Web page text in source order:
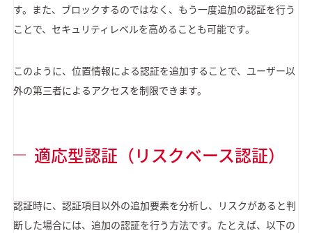
す。また、ブロックするのではなく、もう一度追加の認証を行う
ことで、セキュリティレベルを高めることも可能です。
このように、位置情報による認証を追加することで、ユーザー以
外の第三者によるアクセスを制限できます。
適応型認証（リスクベース認証）
認証時に、認証項目以外の追加要素を分析し、リスクがあると判
断した場合には、追加の認証を行う方法です。たとえば、以下の